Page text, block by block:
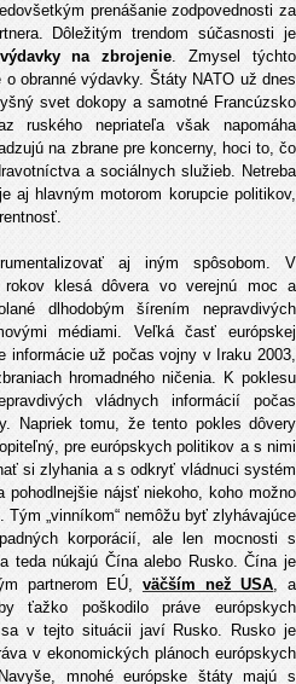
prenášanie zodpovednosti za
Dôležitým trendom súčasnosti je
na zbrojenie. Zmysel týchto
obranné výdavky. Štáty NATO už dnes
svet dokopy a samotné Francúzsko
ruského nepriateľa však napomáha
na zbrane pre koncerny, hoci to, čo
a sociálnych služieb. Netreba
aj hlavným motorom korupcie politikov,
aj iným spôsobom. V
klesá dôvera vo verejnú moc a
dlhodobým šírením nepravdivých
médiami. Veľká časť európskej
informácie už počas vojny v Iraku 2003,
hromadného ničenia. K poklesu
vládnych informácií počas
Napriek tomu, že tento pokles dôvery
pre európskych politikov a s nimi
si zlyhania a s odkryť vládnuci systém
nájsť niekoho, koho možno
„vinníkom“ nemôžu byť zlyhávajúce
korporácií, ale len mocnosti s
teda núkajú Čína alebo Rusko. Čína je
partnerom EÚ, väčším než USA, a
ťažko poškodilo práve európskych
sa v tejto situácii javí Rusko. Rusko je
v ekonomických plánoch európskych
mnohé európske štáty majú s